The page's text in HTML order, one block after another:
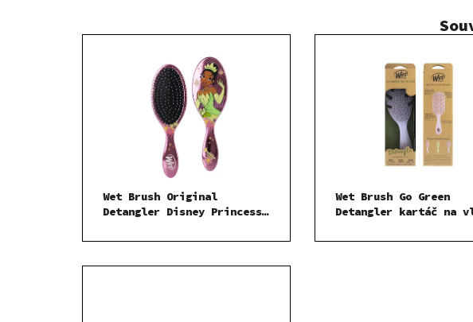
Wet Brush Original
Detangler Disney Princess
vlasy Tiana Light Purple
Wet Brush Go Green
Detangler kartáč na